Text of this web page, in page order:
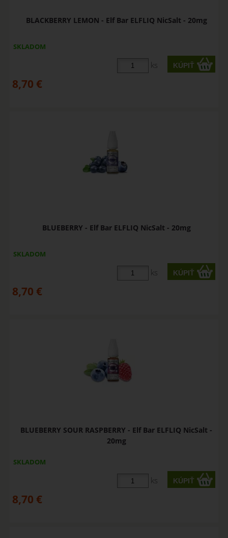
BLACKBERRY LEMON - Elf Bar ELFLIQ NicSalt - 20mg
SKLADOM
ks
8,70 €
BLUEBERRY - Elf Bar ELFLIQ NicSalt - 20mg
SKLADOM
ks
8,70 €
BLUEBERRY SOUR RASPBERRY - Elf Bar ELFLIQ NicSalt -
20mg
SKLADOM
ks
8,70 €